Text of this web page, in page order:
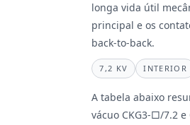
longa vida útil
principal e os
back-to-back.
7,2 KV INTERIOR
A tabela abaixo
vácuo CKG3-□/7.2